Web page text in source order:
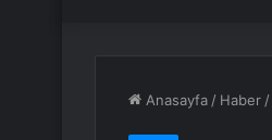
Anasayfa / Haber /